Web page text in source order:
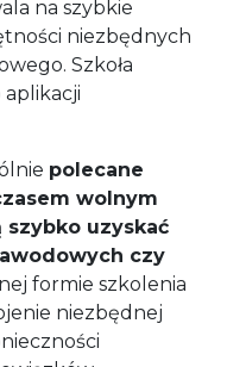
na szybkie
niezbędnych
Szkoła
polecane
wolnym
uzyskać
czy
formie szkolenia
niezbędnej